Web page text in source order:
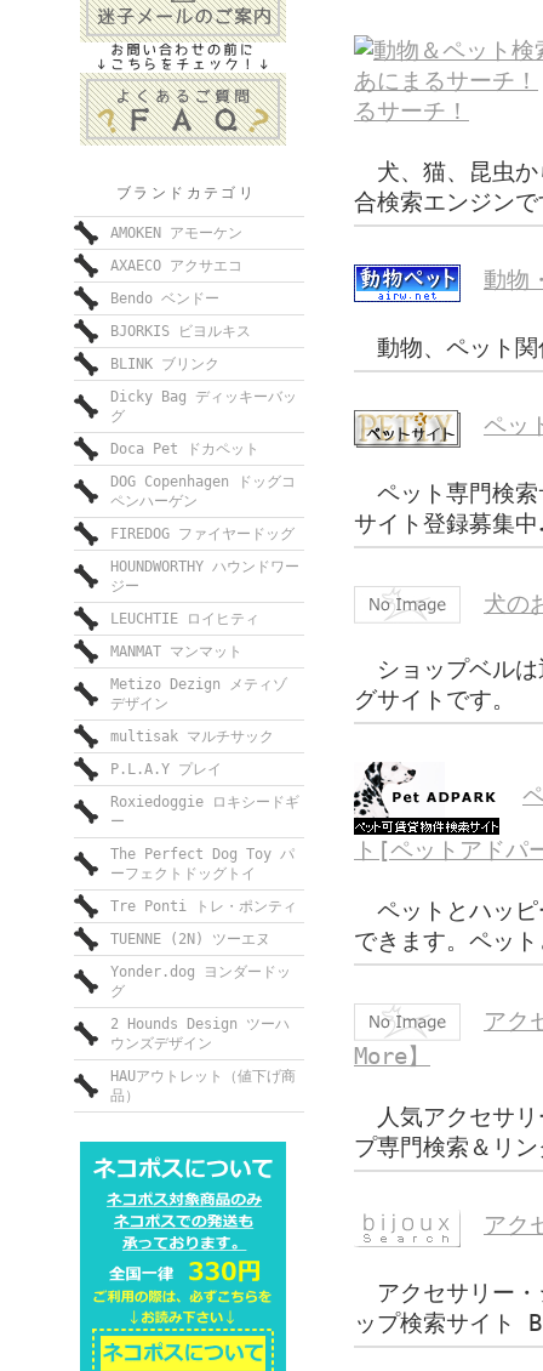
ブランドカテゴリ
AMOKEN アモーケン
AXAECO アクサエコ
Bendo ベンドー
BJORKIS ビヨルキス
BLINK ブリンク
Dicky Bag ディッキーバッ
グ
Doca Pet ドカペット
DOG Copenhagen ドッグコ
ペンハーゲン
FIREDOG ファイヤードッグ
HOUNDWORTHY ハウンドワー
ジー
LEUCHTIE ロイヒティ
MANMAT マンマット
Metizo Dezign メティゾ
デザイン
multisak マルチサック
P.L.A.Y プレイ
Roxiedoggie ロキシードギ
ー
The Perfect Dog Toy パ
ーフェクトドッグトイ
Tre Ponti トレ・ポンティ
TUENNE (2N) ツーエヌ
Yonder.dog ヨンダードッ
グ
2 Hounds Design ツーハ
ウンズデザイン
HAUアウトレット（値下げ商
品）
るサーチ！
犬、猫、昆虫か
合検索エンジン
動物
動物、ペット関
ペッ
ペット専門検索
サイト登録募集
犬の
ショップベルは
グサイトです。
ト[ペットアドパ
ペットとハッピ
できます。ペッ
アク
More】
人気アクセサリ
プ専門検索＆リ
アク
アクセサリー・
ップ検索サイ